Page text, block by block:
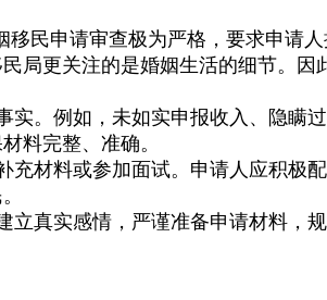
民申请审查极为严格，要求申请
局更关注的是婚姻生活的细节。
。例如，未如实申报收入、隐瞒
料完整、准确。
充材料或参加面试。申请人应积极
立真实感情，严谨准备申请材料，